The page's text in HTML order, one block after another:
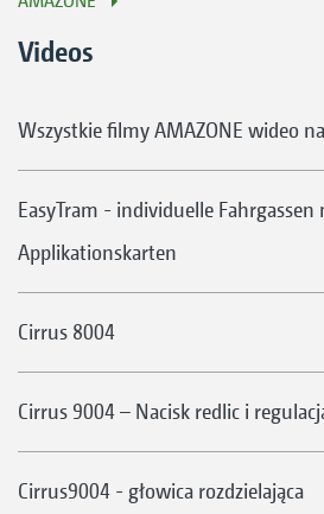
Videos
Wszystkie filmy AMAZONE wideo
EasyTram - individuelle Fahrgassen
Applikationskarten
Cirrus 8004
Cirrus 9004 – Nacisk redlic i
Cirrus9004 - głowica rozdzielająca